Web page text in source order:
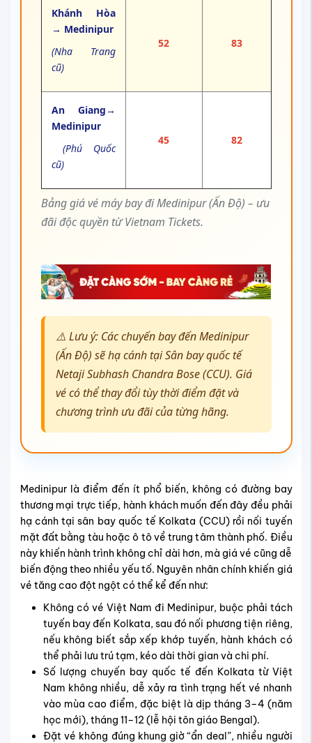
Bảng giá vé máy bay đi Medinipur (Ấn Độ) – ưu
đãi độc quyền từ Vietnam Tickets.
Khánh Hòa
→ Medinipur
(Nha Trang
cũ)
52 83
An Giang→
Medinipur
(Phú Quốc
cũ)
45 82
⚠️ Lưu ý: Các chuyến bay đến Medinipur
(Ấn Độ) sẽ hạ cánh tại Sân bay quốc tế
Netaji Subhash Chandra Bose (CCU). Giá
vé có thể thay đổi tùy thời điểm đặt và
chương trình ưu đãi của từng hãng.
Medinipur là điểm đến ít phổ biến, không có đường bay
thương mại trực tiếp, hành khách muốn đến đây đều phải
hạ cánh tại sân bay quốc tế Kolkata (CCU) rồi nối tuyến
mặt đất bằng tàu hoặc ô tô về trung tâm thành phố. Điều
này khiến hành trình không chỉ dài hơn, mà giá vé cũng dễ
biến động theo nhiều yếu tố. Nguyên nhân chính khiến giá
vé tăng cao đột ngột có thể kể đến như:
Không có vé Việt Nam đi Medinipur, buộc phải tách
tuyến bay đến Kolkata, sau đó nối phương tiện riêng,
nếu không biết sắp xếp khớp tuyến, hành khách có
thể phải lưu trú tạm, kéo dài thời gian và chi phí.
Số lượng chuyến bay quốc tế đến Kolkata từ Việt
Nam không nhiều, dễ xảy ra tình trạng hết vé nhanh
vào mùa cao điểm, đặc biệt là dịp tháng 3–4 (năm
học mới), tháng 11–12 (lễ hội tôn giáo Bengal).
Đặt vé không đúng khung giờ “ẩn deal”, nhiều người